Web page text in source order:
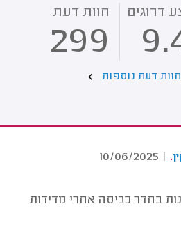
דרוגים חוות דעת
299
דעת נוספות
.
|
10/06/2025
בחדר כביסה אחרי מדידות